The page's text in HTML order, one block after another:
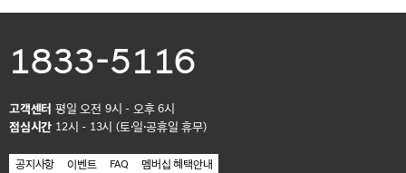
1833-5116
고객센터 평일 오전 9시 - 오후 6시
점심시간 12시 - 13시 (토·일·공휴일 휴무)
공지사항 이벤트 FAQ 멤버십 혜택안내